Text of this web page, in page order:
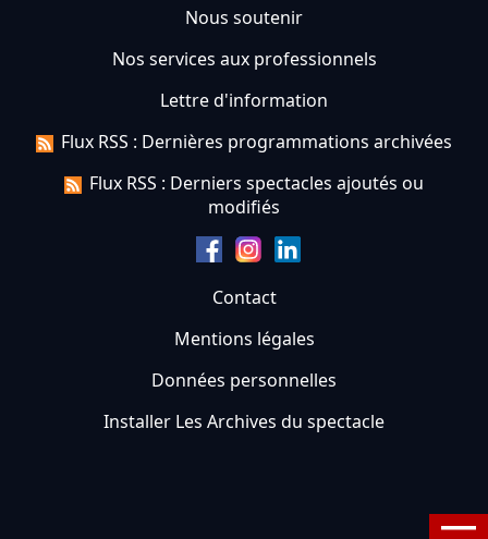
Nous soutenir
Nos services aux professionnels
Lettre d'information
Flux RSS : Dernières programmations archivées
Flux RSS : Derniers spectacles ajoutés ou
modifiés
Contact
Mentions légales
Données personnelles
Installer Les Archives du spectacle